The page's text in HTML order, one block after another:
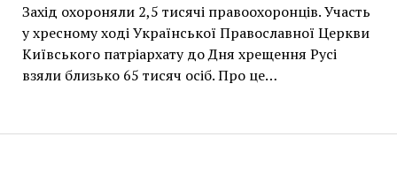
Захід охороняли 2,5 тисячі правоохоронців. Участь
у хресному ході Української Православної Церкви
Київського патріархату до Дня хрещення Русі
взяли близько 65 тисяч осіб. Про це…